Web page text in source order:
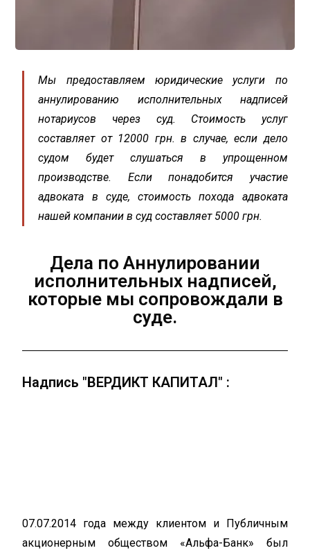
Мы предоставляем юридические услуги по
аннулированию исполнительных надписей
нотариусов через суд. Стоимость услуг
составляет от 12000 грн. в случае, если дело
судом будет слушаться в упрощенном
производстве. Если понадобится участие
адвоката в суде, стоимость похода адвоката
нашей компании в суд составляет 5000 грн.
Дела по Аннулировании
исполнительных надписей,
которые мы сопровождали в
суде.
Надпись "ВЕРДИКТ КАПИТАЛ" :
07.07.2014 года между клиентом и Публичным
акционерным обществом «Альфа-Банк» был